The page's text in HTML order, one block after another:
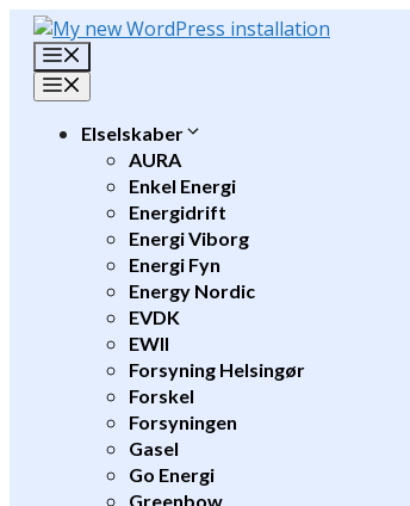
Hop
indhold
Elselskaber
AURA
Enkel Energi
Energidrift
Energi Viborg
Energi Fyn
Energy Nordic
EVDK
EWII
Forsyning Helsingør
Forskel
Forsyningen
Gasel
Go Energi
Greenbow